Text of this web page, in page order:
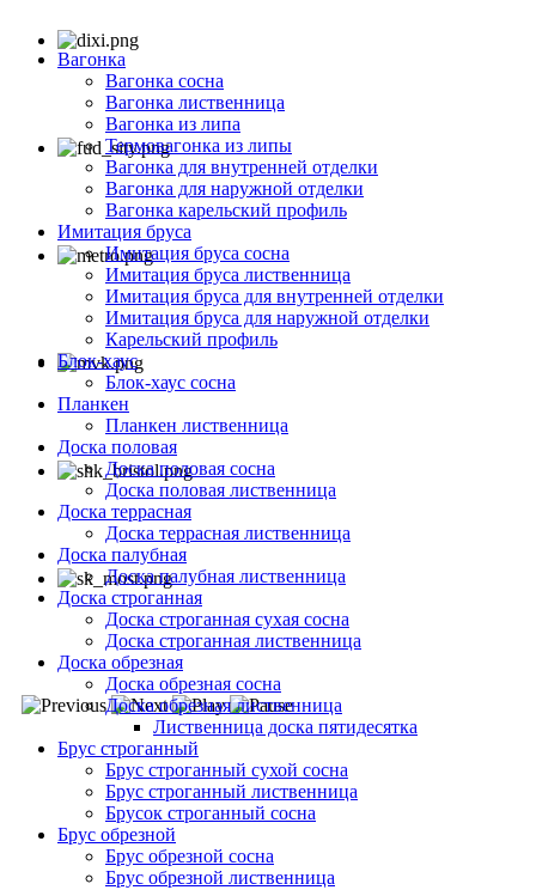
Вагонка
Вагонка сосна
Вагонка лиственница
Вагонка из липа
Термовагонка из липы
Вагонка для внутренней отделки
Вагонка для наружной отделки
Вагонка карельский профиль
Имитация бруса
Имитация бруса сосна
Имитация бруса лиственница
Имитация бруса для внутренней отделки
Имитация бруса для наружной отделки
Карельский профиль
Блок-хаус
Блок-хаус сосна
Планкен
Планкен лиственница
Доска половая
Доска половая сосна
Доска половая лиственница
Доска террасная
Доска террасная лиственница
Доска палубная
Доска палубная лиственница
Доска строганная
Доска строганная сухая сосна
Доска строганная лиственница
Доска обрезная
Доска обрезная сосна
Доска обрезная лиственница
Лиственница доска пятидесятка
Брус строганный
Брус строганный сухой сосна
Брус строганный лиственница
Брусок строганный сосна
Брус обрезной
Брус обрезной сосна
Брус обрезной лиственница